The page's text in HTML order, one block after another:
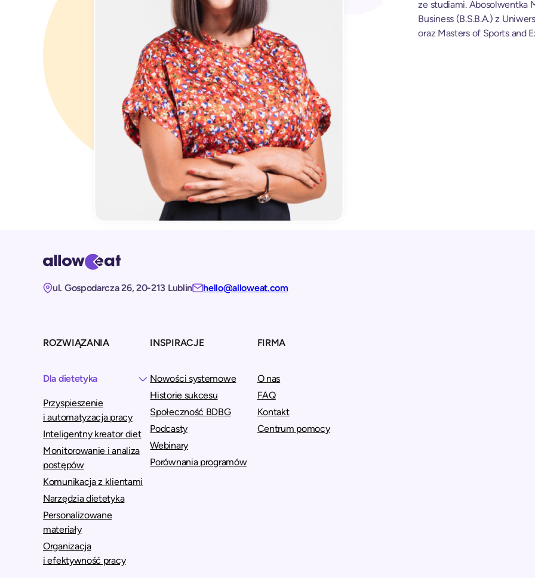
ze studiami. Abosolwentka
Business (B.S.B.A.) z
oraz Masters of Sports and
ul. Gospodarcza 26, 20-213 Lublin hello@alloweat.com
ROZWIĄZANIA
Dla dietetyka
Przyspieszenie
i automatyzacja pracy
Inteligentny kreator diet
Monitorowanie i analiza
postępów
Komunikacja z klientami
Narzędzia dietetyka
Personalizowane
materiały
Organizacja
i efektywność pracy
INSPIRACJE
Nowości systemowe
Historie sukcesu
Społeczność BDBG
Podcasty
Webinary
Porównania programów
FIRMA
O nas
FAQ
Kontakt
Centrum pomocy